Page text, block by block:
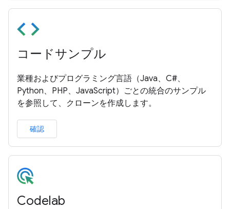
コードサンプル
業種およびプログラミング言語（Java、C#、
Python、PHP、JavaScript）ごとの統合のサンプル
を参照して、クローンを作成します。
確認
Codelab